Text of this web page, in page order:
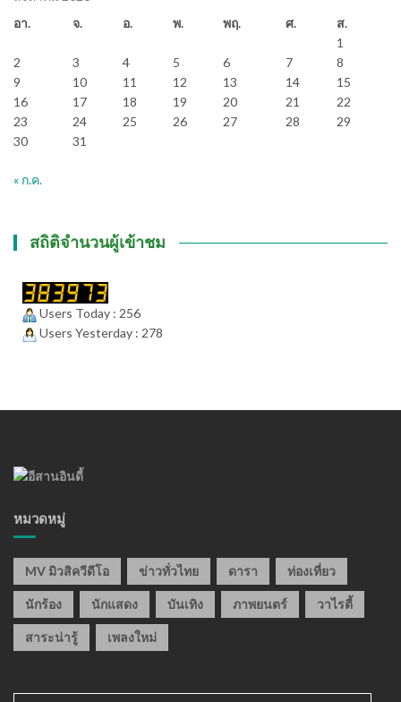
อา.
จ. อ. พ. พฤ. ศ.
ส.
1
2
3 4 5 6 7
8
9
10 11 12 13 14
15
16
17 18 19 20 21
22
23
24 25 26 27 28
29
30
31
« ก.ค.
สถิติจำนวนผู้เข้าชม
Users Today : 256
Users Yesterday : 278
หมวดหมู่
MV มิวสิควีดีโอ ข่าวทั่วไทย ดารา ท่องเที่ยว
นักร้อง นักแสดง บันเทิง ภาพยนตร์ วาไรตี้
สาระน่ารู้ เพลงใหม่